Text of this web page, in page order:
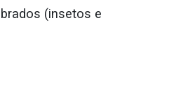
(insetos e